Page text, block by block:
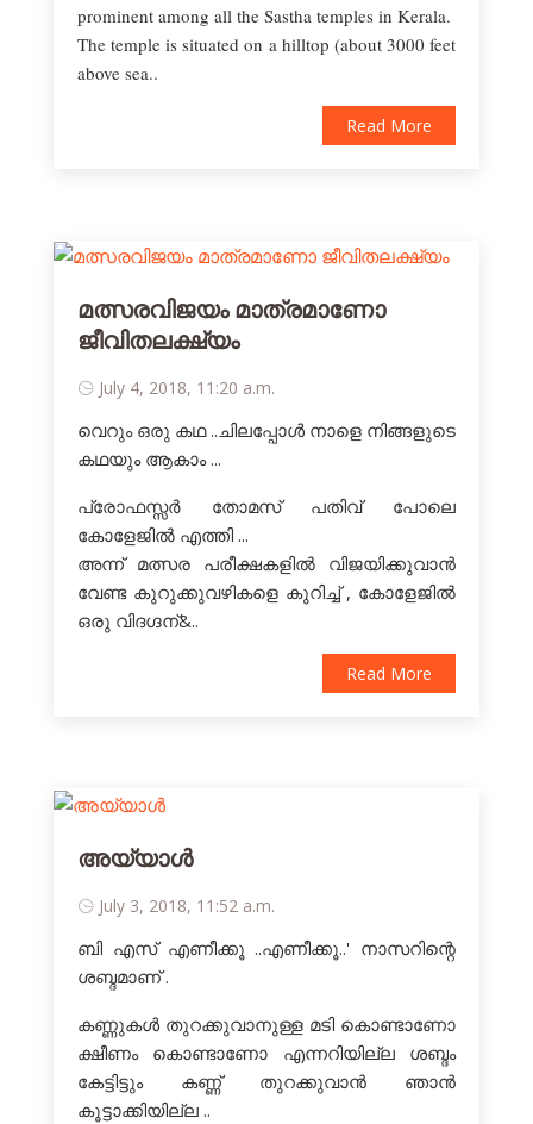
prominent among all the Sastha temples in Kerala.
The temple is situated on a hilltop (about 3000 feet
above sea..
Read More
മത്സരവിജയം മാത്രമാണോ
ജീവിതലക്ഷ്യം
July 4, 2018, 11:20 a.m.
വെറും ഒരു കഥ ..ചിലപ്പോള്‍ നാളെ നിങ്ങളുടെ
കഥയും ആകാം ...
പ്രോഫസ്സര്‍ തോമസ്‌ പതിവ് പോലെ
കോളേജില്‍ എത്തി ...
അന്ന് മത്സര പരീക്ഷകളില്‍ വിജയിക്കുവാന്‍
വേണ്ട കുറുക്കുവഴികളെ കുറിച്ച് , കോളേജില്‍
ഒരു വിദഗ്ദന്&..
Read More
അയ്യാൾ
July 3, 2018, 11:52 a.m.
ബി എസ് എണീക്കൂ ..എണീക്കൂ..' നാസറിന്റെ
ശബ്ദമാണ് .
കണ്ണുകള്‍ തുറക്കുവാനുള്ള മടി കൊണ്ടാണോ
ക്ഷീണം കൊണ്ടാണോ എന്നറിയില്ല ശബ്ദം
കേട്ടിട്ടും കണ്ണ്‍ തുറക്കുവാന്‍ ഞാന്‍
കൂട്ടാക്കിയില്ല ..